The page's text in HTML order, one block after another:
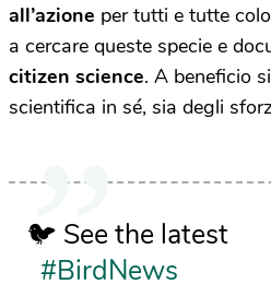
all’azione per tutti e tutte
a cercare queste specie e
citizen science. A beneficio
scientifica in sé, sia degli
🐦 See the latest
#BirdNews